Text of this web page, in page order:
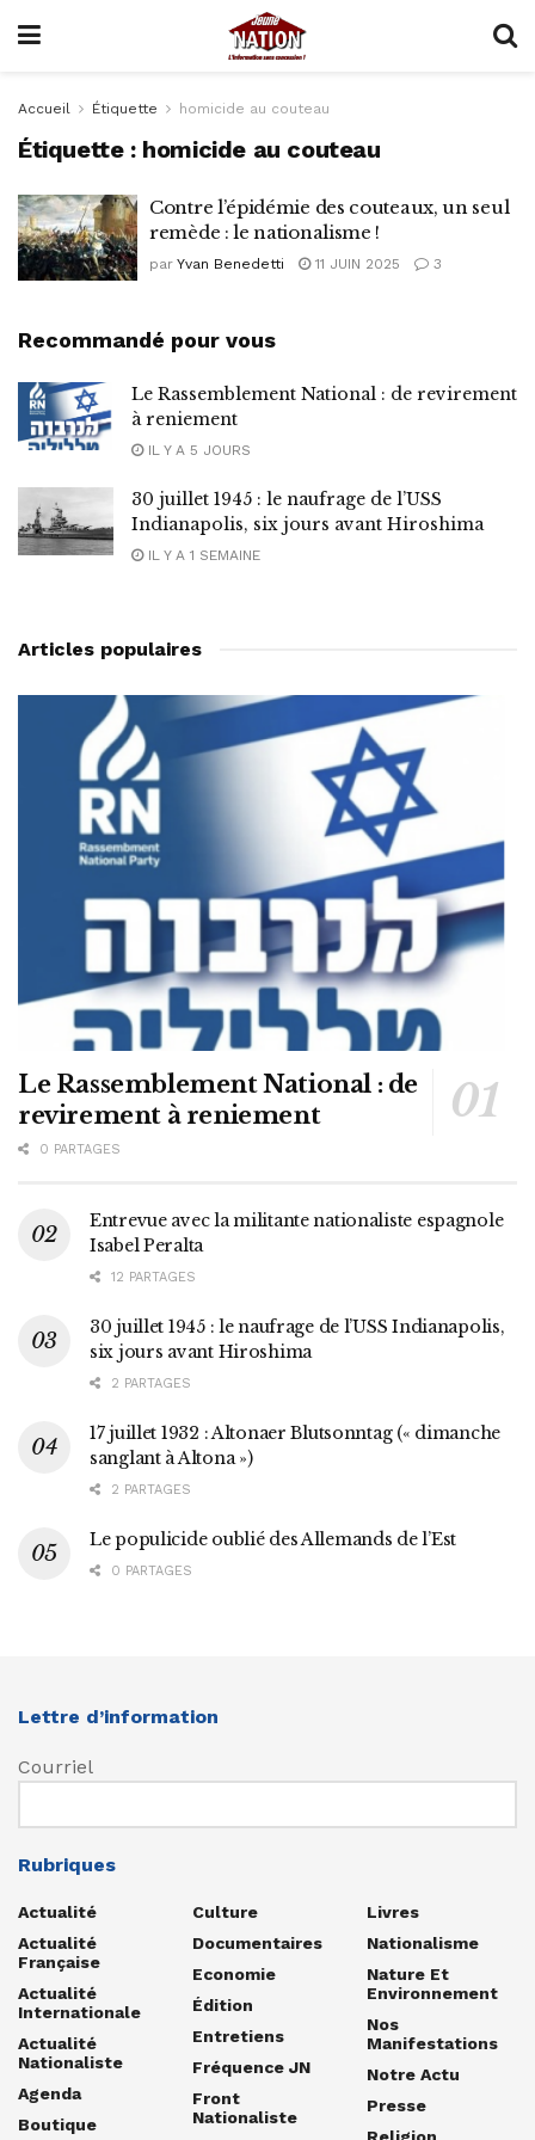
Accueil Étiquette homicide au couteau
Étiquette : homicide au couteau
Contre l’épidémie des couteaux, un seul
remède : le nationalisme !
par Yvan Benedetti 11 JUIN 2025 3
Recommandé pour vous
Le Rassemblement National : de revirement
à reniement
IL Y A 5 JOURS
30 juillet 1945 : le naufrage de l’USS
Indianapolis, six jours avant Hiroshima
IL Y A 1 SEMAINE
Articles populaires
Le Rassemblement National : de
revirement à reniement
0 PARTAGES
Entrevue avec la militante nationaliste espagnole
Isabel Peralta
12 PARTAGES
30 juillet 1945 : le naufrage de l’USS Indianapolis,
six jours avant Hiroshima
2 PARTAGES
17 juillet 1932 : Altonaer Blutsonntag (« dimanche
sanglant à Altona »)
2 PARTAGES
Le populicide oublié des Allemands de l’Est
0 PARTAGES
Lettre d’information
Courriel
Rubriques
Actualité
Actualité
Française
Actualité
Internationale
Actualité
Nationaliste
Agenda
Boutique
Culture
Documentaires
Economie
Édition
Entretiens
Fréquence JN
Front
Nationaliste
Livres
Nationalisme
Nature Et
Environnement
Nos
Manifestations
Notre Actu
Presse